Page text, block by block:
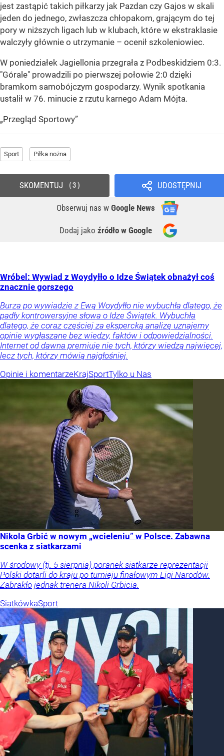
jest zastąpić takich piłkarzy jak Pazdan czy Gajos w skali
jeden do jednego, zwłaszcza chłopakom, grającym do tej
pory w niższych ligach lub w klubach, które w ekstraklasie
walczyły głównie o utrzymanie – ocenił szkoleniowiec.
W poniedziałek Jagiellonia przegrała z Podbeskidziem 0:3.
"Górale" prowadzili po pierwszej połowie 2:0 dzięki
bramkom samobójczym gospodarzy. Wynik spotkania
ustalił w 76. minucie z rzutu karnego Adam Mójta.
„Przegląd Sportowy”
Sport Piłka nożna
UDOSTĘPNIJ
Obserwuj nas w Google News
Dodaj jako źródło w Google
SKOMENTUJ 3
Wróbel: Wywiad z Woydyłło o Idze Świątek obnażył coś
znacznie gorszego
Burza po wywiadzie z Ewą Woydyłło nie wybuchła dlatego, że
padły kontrowersyjne słowa o Idze Świątek. Wybuchła
dlatego, że coraz częściej za ekspercką analizę uznajemy
opinie wygłaszane bez wiedzy, faktów i odpowiedzialności.
Internet od dawna premiuje nie tych, którzy wiedzą najwięcej,
lecz tych, którzy mówią najgłośniej.
Opinie i komentarzeKrajSportTylko u Nas
Nikola Grbić w nowym „wcieleniu” w Polsce. Zabawna
scenka z siatkarzami
W środowy (tj. 5 sierpnia) poranek siatkarze reprezentacji
Polski dotarli do kraju po turnieju finałowym Ligi Narodów.
Zabrakło jednak trenera Nikoli Grbicia.
SiatkówkaSport